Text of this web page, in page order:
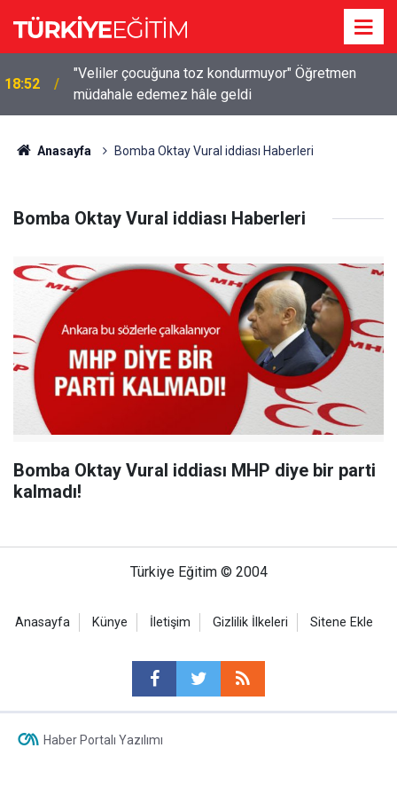
18:52
"Veliler çocuğuna toz kondurmuyor" Öğretmen
müdahale edemez hâle geldi
Anasayfa Bomba Oktay Vural iddiası Haberleri
Bomba Oktay Vural iddiası Haberleri
Bomba Oktay Vural iddiası MHP diye bir parti
kalmadı!
Türkiye Eğitim © 2004
Anasayfa Künye İletişim Gizlilik İlkeleri Sitene Ekle
Haber Portalı Yazılımı